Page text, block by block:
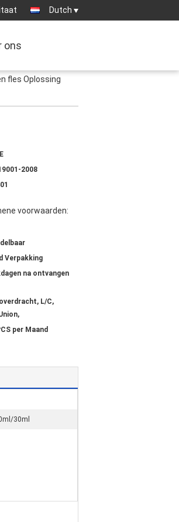
Dutch
ons
fles Oplossing
2008
voorwaarden:
Verpakking
na ontvangen
L/C,
per Maand
30ml